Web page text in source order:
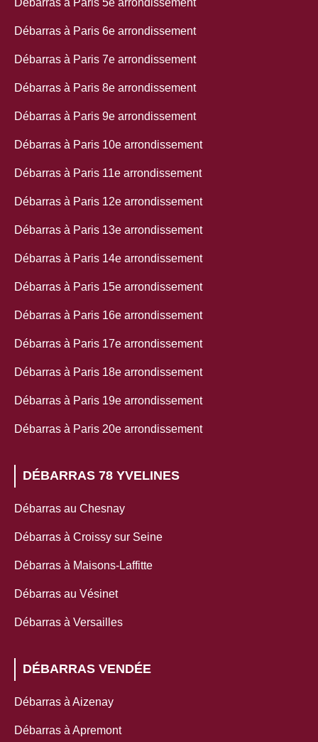
Débarras à Paris 5e arrondissement
Débarras à Paris 6e arrondissement
Débarras à Paris 7e arrondissement
Débarras à Paris 8e arrondissement
Débarras à Paris 9e arrondissement
Débarras à Paris 10e arrondissement
Débarras à Paris 11e arrondissement
Débarras à Paris 12e arrondissement
Débarras à Paris 13e arrondissement
Débarras à Paris 14e arrondissement
Débarras à Paris 15e arrondissement
Débarras à Paris 16e arrondissement
Débarras à Paris 17e arrondissement
Débarras à Paris 18e arrondissement
Débarras à Paris 19e arrondissement
Débarras à Paris 20e arrondissement
DÉBARRAS 78 YVELINES
Débarras au Chesnay
Débarras à Croissy sur Seine
Débarras à Maisons-Laffitte
Débarras au Vésinet
Débarras à Versailles
DÉBARRAS VENDÉE
Débarras à Aizenay
Débarras à Apremont